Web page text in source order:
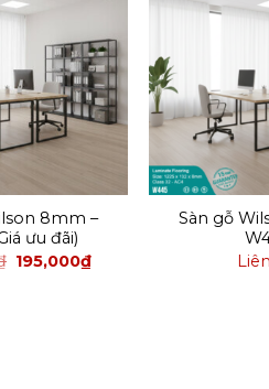
8mm –
ưu đãi)
195,000₫
Sàn gỗ